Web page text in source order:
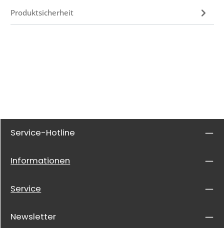
Produktsicherheit
Service-Hotline
Informationen
Service
Newsletter